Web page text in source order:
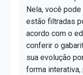
Nela, você
estão filtradas
acordo com o
conferir o
sua evolução
forma interativa,